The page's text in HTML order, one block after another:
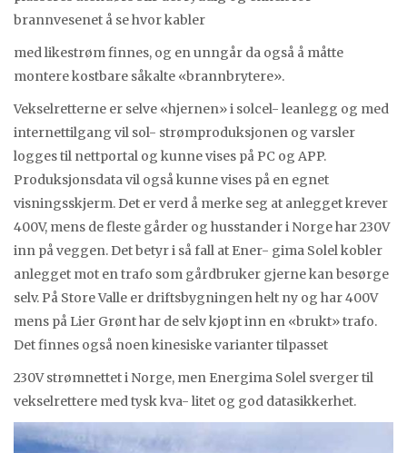
brannvesenet å se hvor kabler
med likestrøm finnes, og en unngår da også å måtte
montere kostbare såkalte «brannbrytere».
Vekselretterne er selve «hjernen» i solcel- leanlegg og med
internettilgang vil sol- strømproduksjonen og varsler
logges til nettportal og kunne vises på PC og APP.
Produksjonsdata vil også kunne vises på en egnet
visningsskjerm. Det er verd å merke seg at anlegget krever
400V, mens de fleste gårder og husstander i Norge har 230V
inn på veggen. Det betyr i så fall at Ener- gima Solel kobler
anlegget mot en trafo som gårdbruker gjerne kan besørge
selv. På Store Valle er driftsbygningen helt ny og har 400V
mens på Lier Grønt har de selv kjøpt inn en «brukt» trafo.
Det finnes også noen kinesiske varianter tilpasset
230V strømnettet i Norge, men Energima Solel sverger til
vekselrettere med tysk kva- litet og god datasikkerhet.